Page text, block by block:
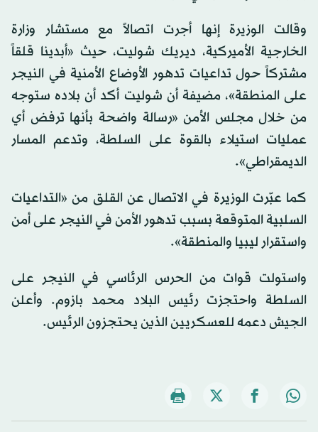
وقالت الوزيرة إنها أجرت اتصالاً مع مستشار وزارة
الخارجية الأميركية، ديريك شوليت، حيث «أبدينا قلقاً
مشتركاً حول تداعيات تدهور الأوضاع الأمنية في النيجر
على المنطقة»، مضيفة أن شوليت أكد أن بلاده ستوجه
من خلال مجلس الأمن «رسالة واضحة بأنها ترفض أي
عمليات استيلاء بالقوة على السلطة، وتدعم المسار
الديمقراطي».
كما عبّرت الوزيرة في الاتصال عن القلق من «التداعيات
السلبية المتوقعة بسبب تدهور الأمن في النيجر على أمن
واستقرار ليبيا والمنطقة».
واستولت قوات من الحرس الرئاسي في النيجر على
السلطة واحتجزت رئيس البلاد محمد بازوم. وأعلن
الجيش دعمه للعسكريين الذين يحتجزون الرئيس.